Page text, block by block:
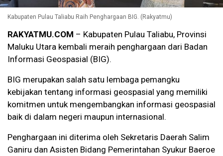
Kabupaten Pulau Taliabu Raih Penghargaan BIG. (Rakyatmu)
RAKYATMU.COM – Kabupaten Pulau Taliabu, Provinsi
Maluku Utara kembali meraih penghargaan dari Badan
Informasi Geospasial (BIG).
BIG merupakan salah satu lembaga pemangku
kebijakan tentang informasi geospasial yang memiliki
komitmen untuk mengembangkan informasi geospasial
baik di dalam negeri maupun internasional.
Penghargaan ini diterima oleh Sekretaris Daerah Salim
Ganiru dan Asisten Bidang Pemerintahan Syukur Baeroe